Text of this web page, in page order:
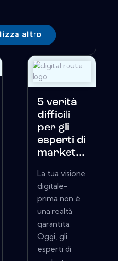
altro
5 verità
difficili
per gli
esperti di
market...
La tua visione
digitale-
prima non è
una realtà
garantita.
Oggi, gli
esperti di